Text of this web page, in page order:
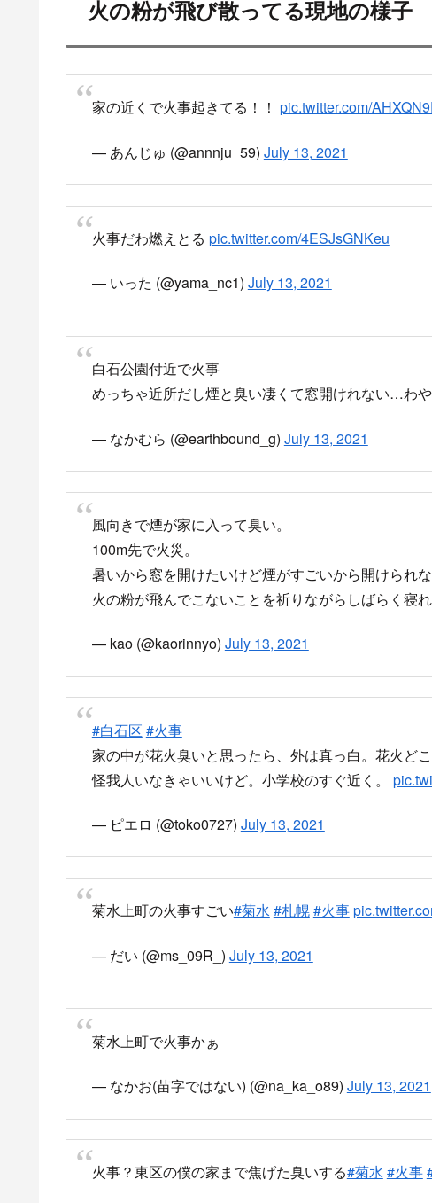
めっちゃ近くからサイレン聞こえてウルサイと思った
火の粉散ってて、煙いよ……。pic.twitter.com/
— すずか (@suzubp9a)
火事があったのは
札幌市白石区菊水上町1条4丁目の2階建ての共同住宅で
13日午後10時30分ごろ、「建物が炎上している」と
消防に通報がありました。消防車など21台が出動し
他の建物に延焼している恐れもあり、消火活動が続けらて
Yahoo!ニュース
火の粉が飛び散ってる現地の様子
家の近くで火事起きてる！！pic.twitter.com/
— あんじゅ (@annnju_59)July 13, 2021
火事だわ燃えとる
— いった (@yama_nc1)July 13, 2021
めっちゃ近所だし煙と臭い凄くて窓開けれない…わ
風向きで煙が家に入って臭い。
100m先で火災。
火の粉が飛んでこないことを祈りながらしばらく寝
— kao (@kaorinnyo)July 13, 2021